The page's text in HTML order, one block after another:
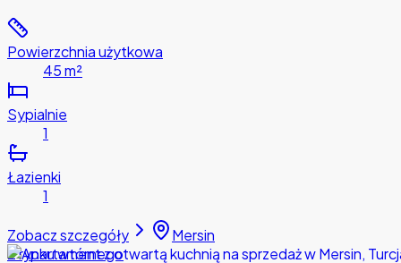
Powierzchnia użytkowa
45 m²
Sypialnie
1
Łazienki
1
Zobacz szczegóły
Mersin
Z rynku wtórnego